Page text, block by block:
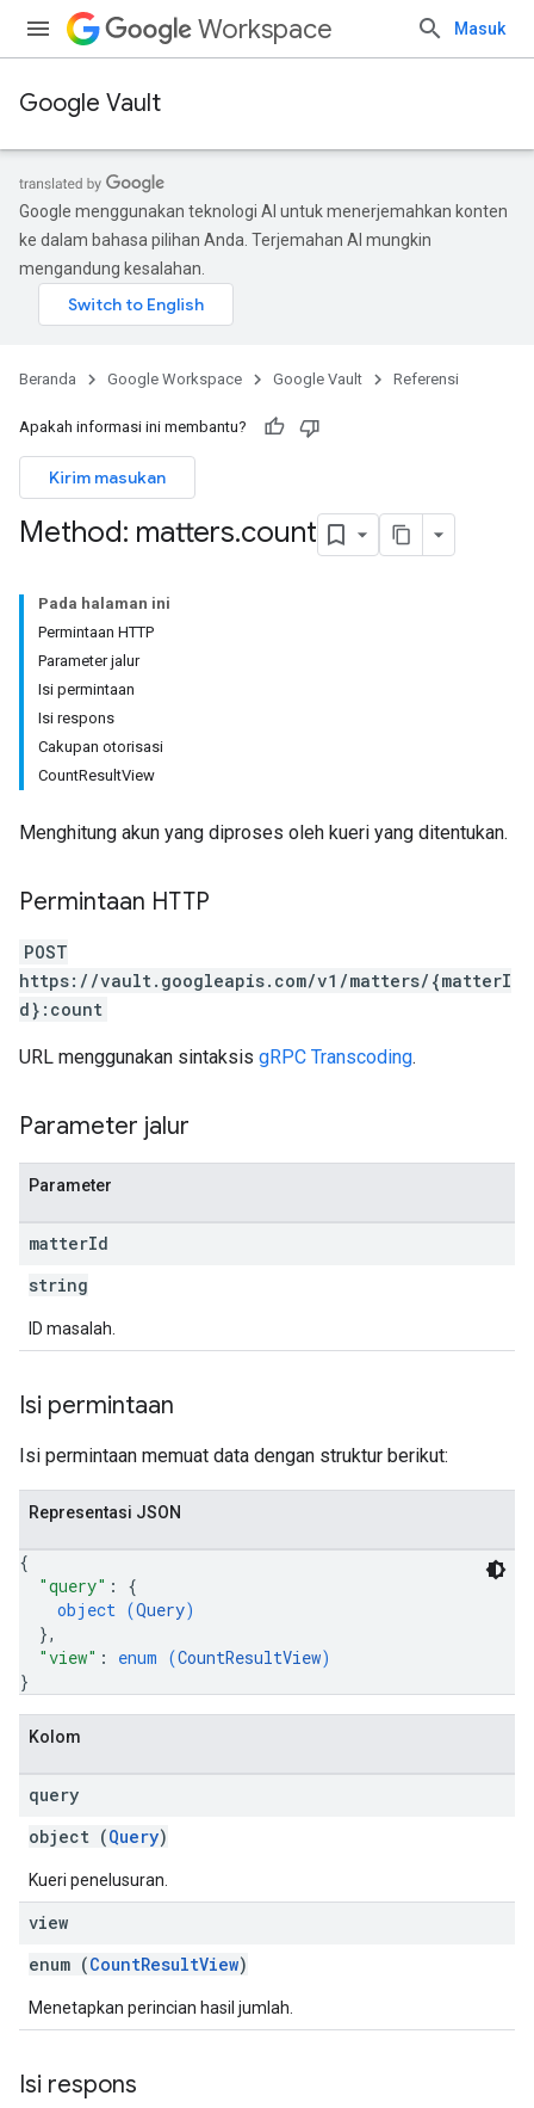
Workspace Masuk
Google Vault
Google menggunakan teknologi AI untuk menerjemahkan konten
ke dalam bahasa pilihan Anda. Terjemahan AI mungkin
mengandung kesalahan.
Beranda Google Workspace Google Vault Referensi
Apakah informasi ini membantu?
Kirim masukan
Method: matters.count
Pada halaman ini
Permintaan HTTP
Parameter jalur
Isi permintaan
Isi respons
Cakupan otorisasi
CountResultView
Menghitung akun yang diproses oleh kueri yang ditentukan.
Permintaan HTTP
POST
https://vault.googleapis.com/v1/matters/{matterI
d}:count
URL menggunakan sintaksis gRPC Transcoding.
Parameter jalur
Parameter
matterId
string
ID masalah.
Isi permintaan
Isi permintaan memuat data dengan struktur berikut:
Representasi JSON
{
"query" : {
object (Query)
},
"view" : enum (CountResultView)
}
Kolom
query
object (Query)
Kueri penelusuran.
view
enum (CountResultView)
Menetapkan perincian hasil jumlah.
Isi respons